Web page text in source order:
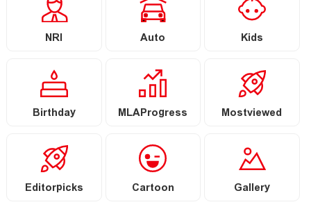
NRI Auto Kids
Birthday MLAProgress Mostviewed
Editorpicks Cartoon Gallery